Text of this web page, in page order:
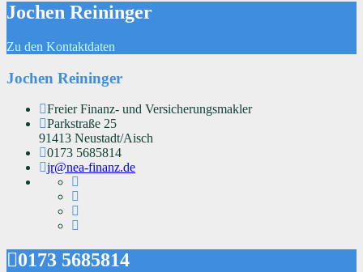
Jochen Reininger
Zu den Kontaktdaten
Jochen Reininger
Freier Finanz- und Versicherungsmakler
Parkstraße 25
91413 Neustadt/Aisch
0173 5685814
jr@nea-finanz.de
0173 5685814